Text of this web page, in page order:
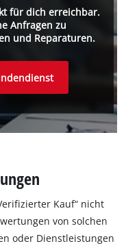
für dich erreichbar.
Anfragen zu
und Reparaturen.
Kauf“ nicht
von solchen
oder Dienstleistungen